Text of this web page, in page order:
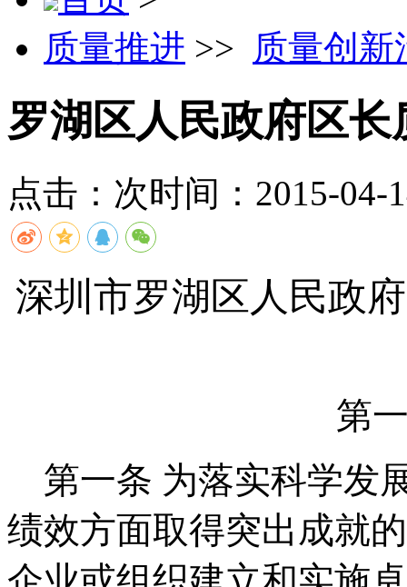
质量推进 >> 质量创新
罗湖区人民政府区
点击： 次时间：2015-04-
深圳市罗湖区人民政
第
第一条 为落实科学发
绩效方面取得突出成就